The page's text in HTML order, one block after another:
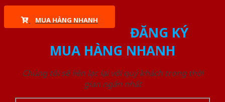
MUA HÀNG NHANH
ĐĂNG KÝ
MUA HÀNG NHANH
Chúng tôi sẽ liên lạc lại với quý khách trong thời
gian ngắn nhất